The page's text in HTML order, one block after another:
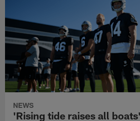
NEWS
'Rising tide raises all